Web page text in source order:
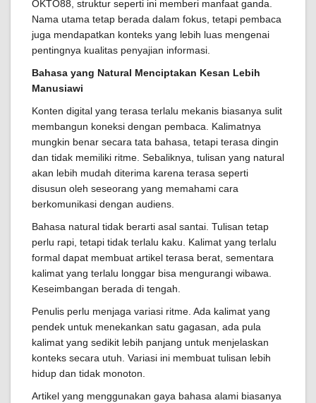
OKTO88, struktur seperti ini memberi manfaat ganda.
Nama utama tetap berada dalam fokus, tetapi pembaca
juga mendapatkan konteks yang lebih luas mengenai
pentingnya kualitas penyajian informasi.
Bahasa yang Natural Menciptakan Kesan Lebih
Manusiawi
Konten digital yang terasa terlalu mekanis biasanya sulit
membangun koneksi dengan pembaca. Kalimatnya
mungkin benar secara tata bahasa, tetapi terasa dingin
dan tidak memiliki ritme. Sebaliknya, tulisan yang natural
akan lebih mudah diterima karena terasa seperti
disusun oleh seseorang yang memahami cara
berkomunikasi dengan audiens.
Bahasa natural tidak berarti asal santai. Tulisan tetap
perlu rapi, tetapi tidak terlalu kaku. Kalimat yang terlalu
formal dapat membuat artikel terasa berat, sementara
kalimat yang terlalu longgar bisa mengurangi wibawa.
Keseimbangan berada di tengah.
Penulis perlu menjaga variasi ritme. Ada kalimat yang
pendek untuk menekankan satu gagasan, ada pula
kalimat yang sedikit lebih panjang untuk menjelaskan
konteks secara utuh. Variasi ini membuat tulisan lebih
hidup dan tidak monoton.
Artikel yang menggunakan gaya bahasa alami biasanya